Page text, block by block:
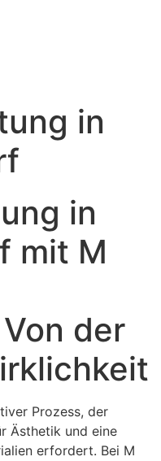
in
in
mit M
der
Prozess, der
Ästhetik und eine
erfordert. Bei M